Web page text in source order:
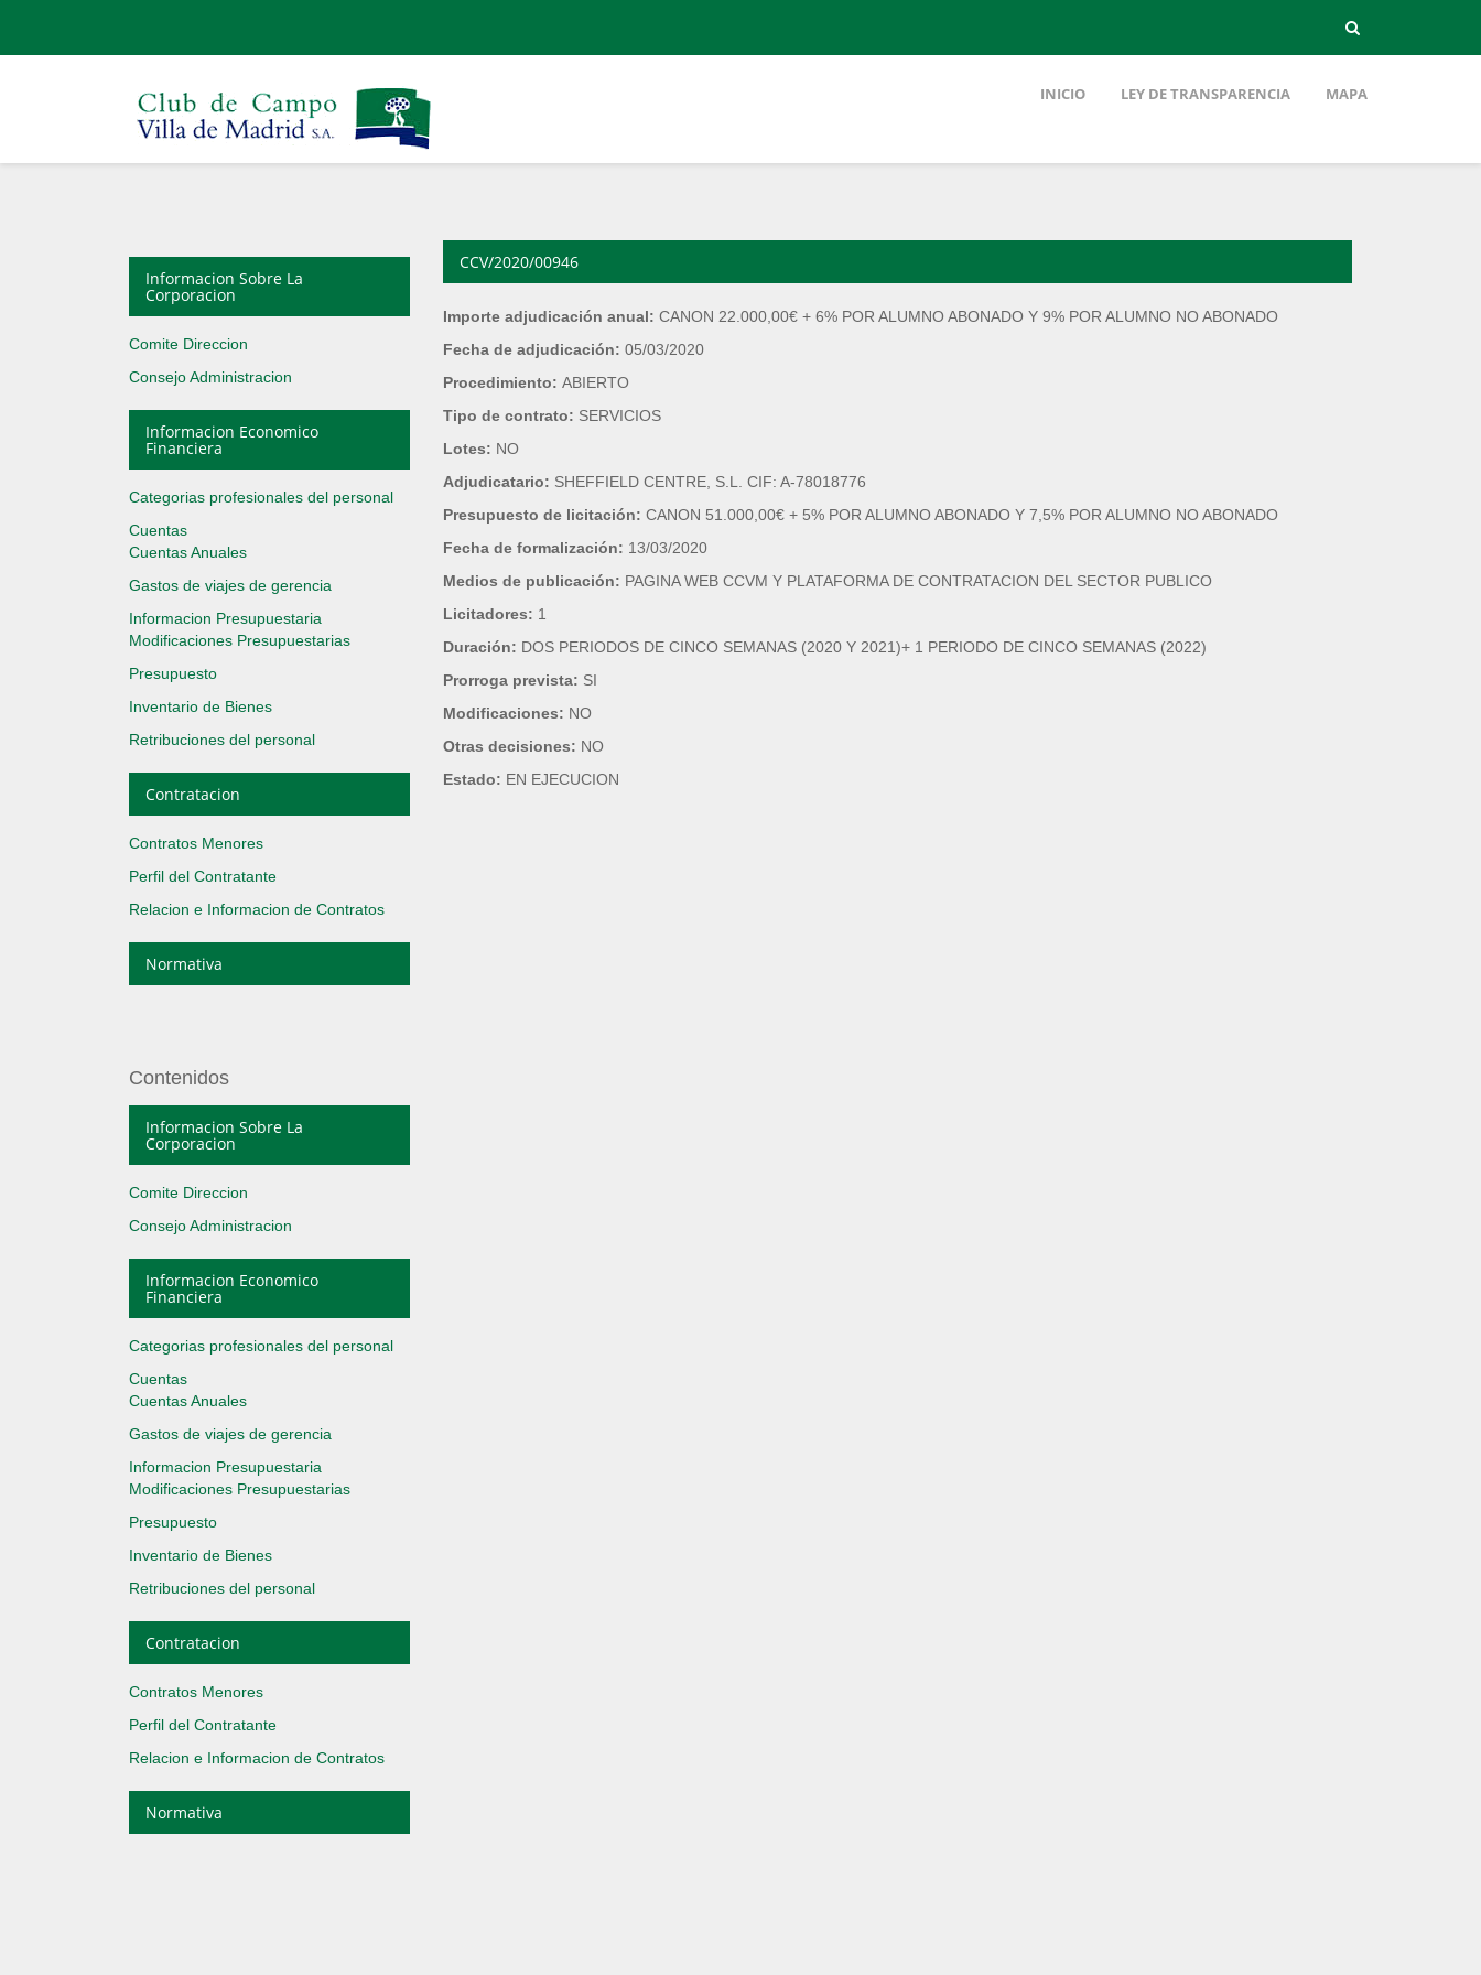
INICIO LEY DE TRANSPARENCIA MAPA
Informacion Sobre La
Corporacion
Comite Direccion
Consejo Administracion
Informacion Economico
Financiera
Categorias profesionales del personal
Cuentas
Cuentas Anuales
Gastos de viajes de gerencia
Informacion Presupuestaria
Modificaciones Presupuestarias
Presupuesto
Inventario de Bienes
Retribuciones del personal
Contratacion
Contratos Menores
Perfil del Contratante
Relacion e Informacion de Contratos
Normativa
Contenidos
Informacion Sobre La
Corporacion
Comite Direccion
Consejo Administracion
Informacion Economico
Financiera
Categorias profesionales del personal
Cuentas
Cuentas Anuales
Gastos de viajes de gerencia
Informacion Presupuestaria
Modificaciones Presupuestarias
Presupuesto
Inventario de Bienes
Retribuciones del personal
Contratacion
Contratos Menores
Perfil del Contratante
Relacion e Informacion de Contratos
Normativa
CCV/2020/00946
Importe adjudicación anual: CANON 22.000,00€ + 6% POR ALUMNO ABONADO Y 9% POR ALUMNO NO ABONADO
Fecha de adjudicación: 05/03/2020
Procedimiento: ABIERTO
Tipo de contrato: SERVICIOS
Lotes: NO
Adjudicatario: SHEFFIELD CENTRE, S.L. CIF: A-78018776
Presupuesto de licitación: CANON 51.000,00€ + 5% POR ALUMNO ABONADO Y 7,5% POR ALUMNO NO ABONADO
Fecha de formalización: 13/03/2020
Medios de publicación: PAGINA WEB CCVM Y PLATAFORMA DE CONTRATACION DEL SECTOR PUBLICO
Licitadores: 1
Duración: DOS PERIODOS DE CINCO SEMANAS (2020 Y 2021)+ 1 PERIODO DE CINCO SEMANAS (2022)
Prorroga prevista: SI
Modificaciones: NO
Otras decisiones: NO
Estado: EN EJECUCION